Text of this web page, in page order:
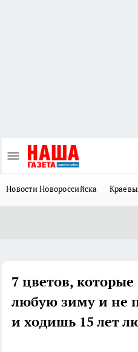
Новости Новороссийска
7 цветов,
любую зиму и не
и ходишь 15 лет